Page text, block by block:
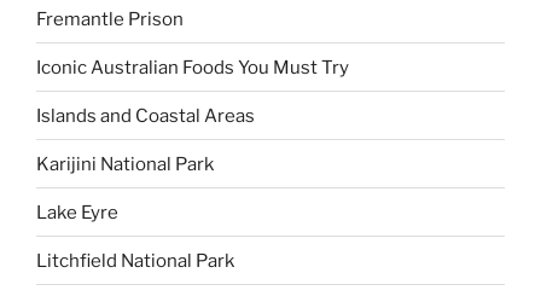
Fremantle Prison
Iconic Australian Foods You Must Try
Islands and Coastal Areas
Karijini National Park
Lake Eyre
Litchfield National Park